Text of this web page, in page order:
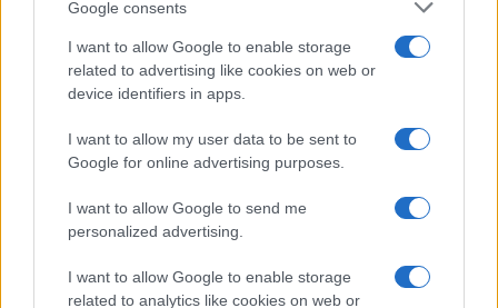
Google consents
I want to allow Google to enable storage
related to advertising like cookies on web or
device identifiers in apps.
I want to allow my user data to be sent to
Google for online advertising purposes.
I want to allow Google to send me
personalized advertising.
I want to allow Google to enable storage
related to analytics like cookies on web or
Ora, con tutto il rispetto per l’anziano e simpatico
professionista, credo che a questo punto abbiano
ragione coloro i quali gli consigliano di
farsi da
Sempio di poter contare su un pool difensivo
adeguato. Personalmente, a partire da quando il
nostro a cominciato a diffonderesogni e